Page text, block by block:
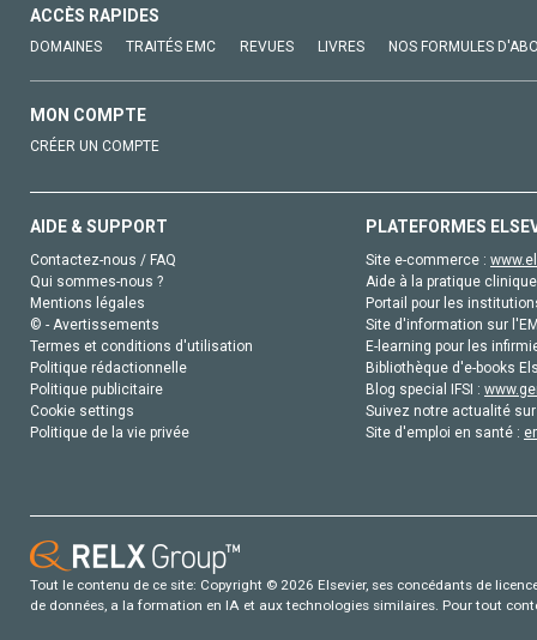
ACCÈS RAPIDES
DOMAINES TRAITÉS EMC REVUES LIVRES NOS FORMULES
MON COMPTE
CRÉER UN COMPTE
AIDE & SUPPORT
Contactez-nous / FAQ
Qui sommes-nous ?
Mentions légales
© - Avertissements
Termes et conditions d'utilisation
Politique rédactionnelle
Politique publicitaire
Cookie settings
Politique de la vie privée
PLATEFORMES
Site e-commerce :
Aide à la pratique
Portail pour les
Site d'information sur
E-learning pour les
Bibliothèque d'e-books
Blog special IFSI :
Suivez notre actualité
Site d'emploi en santé :
Tout le contenu de ce site: Copyright © 2026 Elsevier, ses concédants de
de données, a la formation en IA et aux technologies similaires. Pour tout